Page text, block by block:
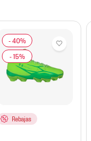
Rebajas